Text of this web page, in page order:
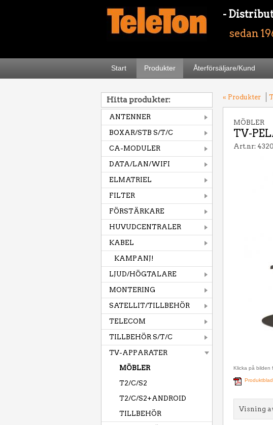
-
sedan
Start Produkter Återförsäljare/Kund
Hitta produkter:
ANTENNER
BOXAR/STB S/T/C
CA-MODULER
DATA/LAN/WIFI
ELMATRIEL
FILTER
FÖRSTÄRKARE
HUVUDCENTRALER
KABEL
KAMPANJ!
LJUD/HÖGTALARE
MONTERING
SATELLIT/TILLBEHÖR
TELECOM
TILLBEHÖR S/T/C
TV-APPARATER
MÖBLER
T2/C/S2
T2/C/S2+ANDROID
TILLBEHÖR
« Produkter
MÖBLER
TV-
Art.nr:
Klicka på bilden
Visning